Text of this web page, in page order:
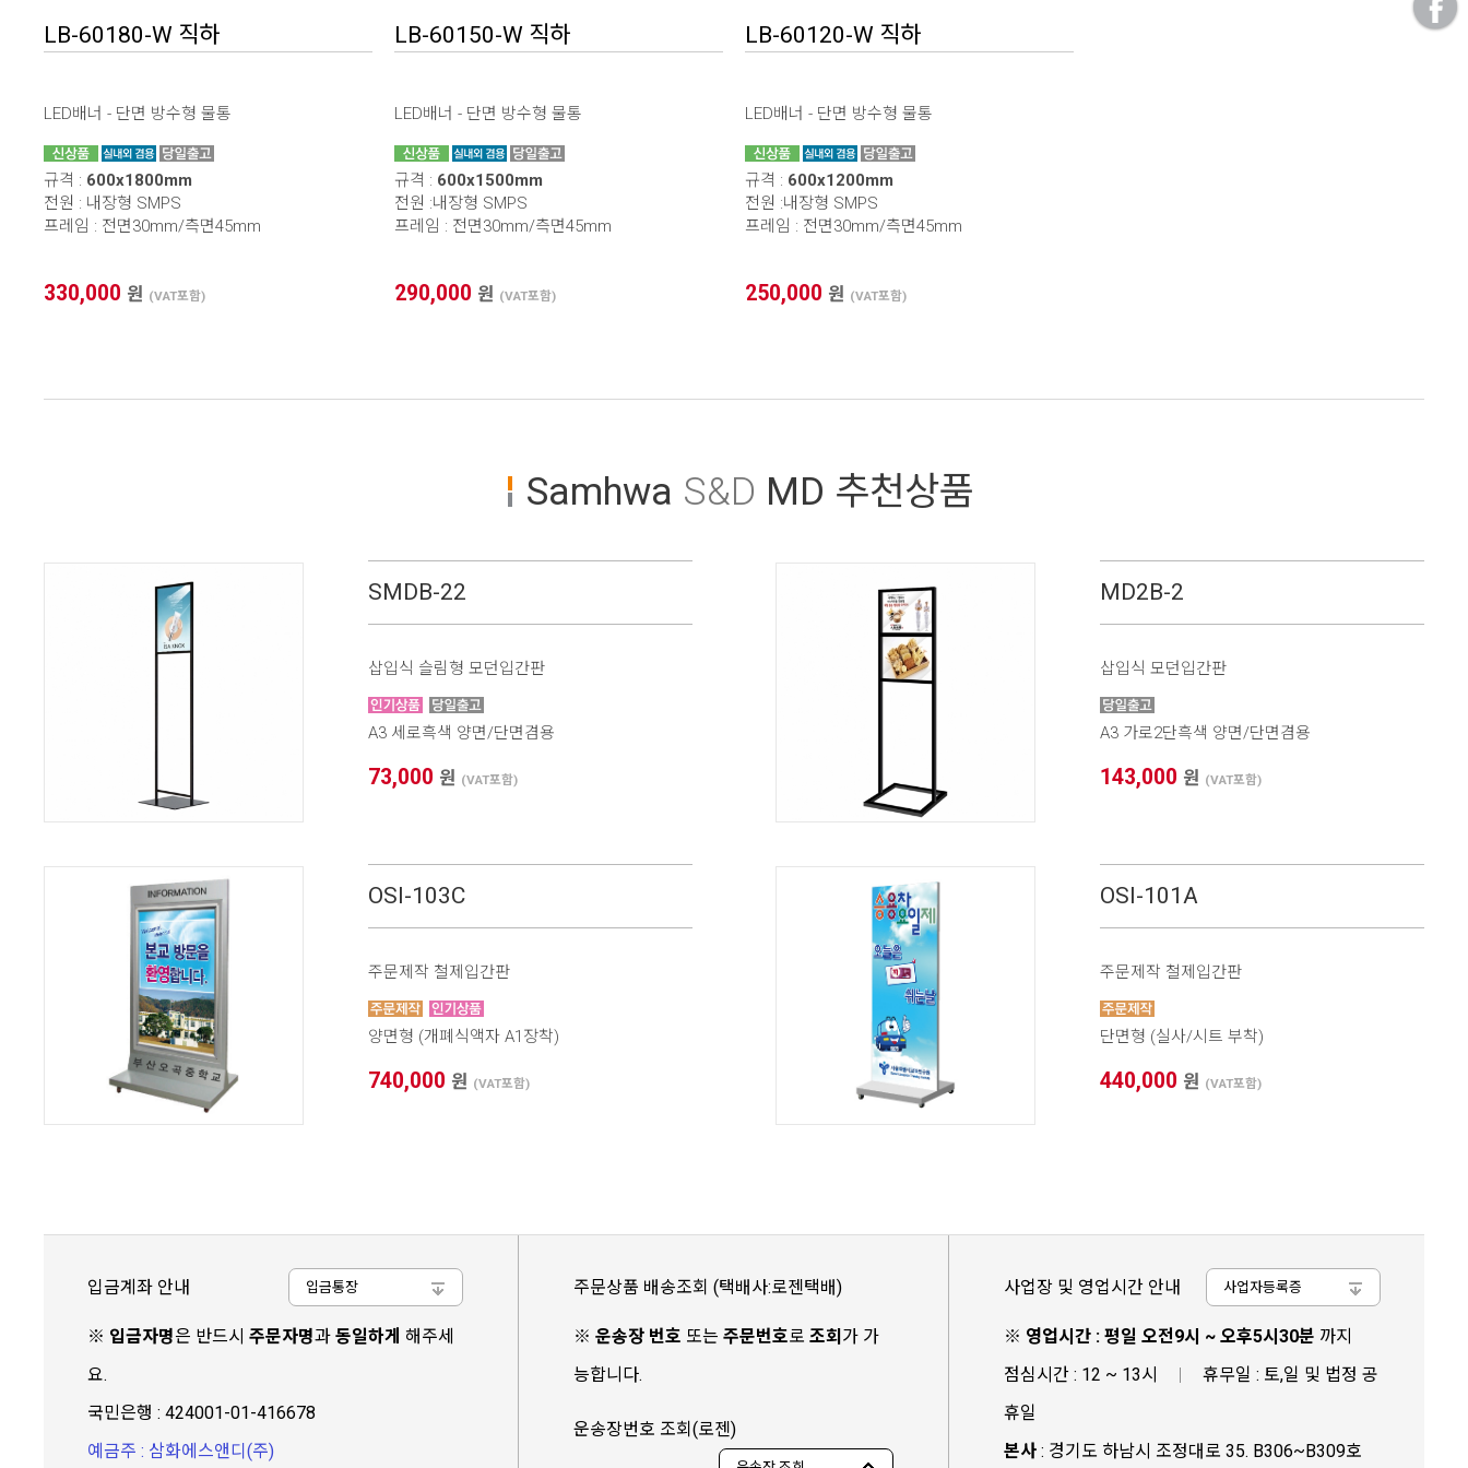
* 본 이미지는 프레임 사이즈 계산을 위한 샘플 이미지입니다.
* 가로(W) X 세로(H) / 기재 사이즈 단위 mm 프레임 사이즈 자동 계산
1. 프레임 전면폭 선택
4. 보이는 화면 사이즈 X
* 프레임 외곽 사이즈를 기입하면 [이미지 및 보이는 화면 사이즈] 자동으
LB-60180-W 직하
LED배너 - 단면 방수형 물통
규격 : 600x1800mm
전원 : 내장형 SMPS
프레임 : 전면30mm/측면45mm
330,000 원 (VAT포함)
LB-60150-W 직하
LED배너 - 단면 방수형 물통
규격 : 600x1500mm
전원 :내장형 SMPS
프레임 : 전면30mm/측면45mm
290,000 원 (VAT포함)
LB-60120-W 직하
LED배너 - 단면 방수형 물통
규격 : 600x1200mm
전원 :내장형 SMPS
프레임 : 전면30mm/측면45mm
250,000 원 (VAT포함)
Samhwa S&D MD 추천상품
SMDB-22
삽입식 슬림형 모던입간판
A3 세로흑색 양면/단면겸용
73,000 원 (VAT포함)
MD2B-2
삽입식 모던입간판
A3 가로2단흑색 양면/단면겸용
143,000 원 (VAT포함)
OSI-103C
주문제작 철제입간판
양면형 (개폐식액자 A1장착)
740,000 원 (VAT포함)
OSI-101A
주문제작 철제입간판
단면형 (실사/시트 부착)
440,000 원 (VAT포함)
입금계좌 안내 입금통장
※ 입금자명은 반드시 주문자명과 동일하게 해주세
요.
국민은행 : 424001-01-416678
예금주 : 삼화에스앤디(주)
주문상품 배송조회 (택배사:로젠택배)
※ 운송장 번호 또는 주문번호로 조회 가 가
능합니다.
운송장번호 조회(로젠)
사업장 및 영업시간 안내 사업자등록증
※ 영업시간 : 평일 오전9시 ~ 오후5시30분 까지
점심시간 : 12 ~ 13시
|
휴무일 : 토,일 및 법정 공
휴일
본사: 경기도 하남시 조정대로 35. B306~B309호